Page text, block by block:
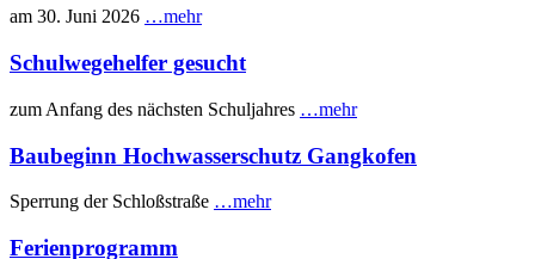
am 30. Juni 2026 …mehr
Schulwegehelfer gesucht
zum Anfang des nächsten Schuljahres …mehr
Baubeginn Hochwasserschutz Gangkofen
Sperrung der Schloßstraße …mehr
Ferienprogramm